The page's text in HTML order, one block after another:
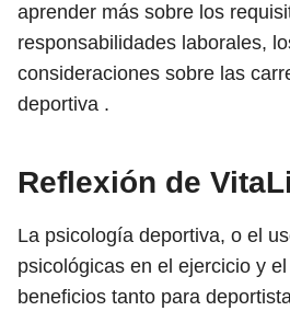
aprender más sobre los
responsabilidades laborales,
consideraciones sobre las
deportiva .
Reflexión de
La psicología deportiva, o el
psicológicas en el ejercicio y
beneficios tanto para